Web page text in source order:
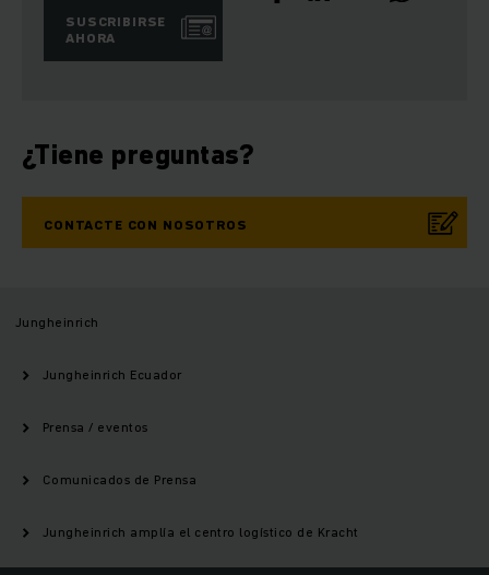
SUSCRIBIRSE
AHORA
¿Tiene preguntas?
CONTACTE CON NOSOTROS
Jungheinrich
Jungheinrich Ecuador
Prensa / eventos
Comunicados de Prensa
Jungheinrich amplía el centro logístico de Kracht